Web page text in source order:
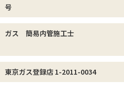
号
ガス 簡易内管施工士
東京ガス登録店 1-2011-0034